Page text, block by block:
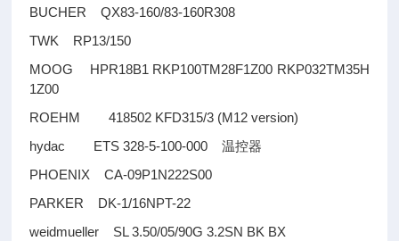
BUCHER QX83-160/83-160R308
TWK RP13/150
MOOG HPR18B1 RKP100TM28F1Z00 RKP032TM35H
1Z00
ROEHM 418502 KFD315/3 (M12 version)
hydac ETS 328-5-100-000温控器
PHOENIX CA-09P1N222S00
PARKER DK-1/16NPT-22
weidmueller SL 3.50/05/90G 3.2SN BK BX